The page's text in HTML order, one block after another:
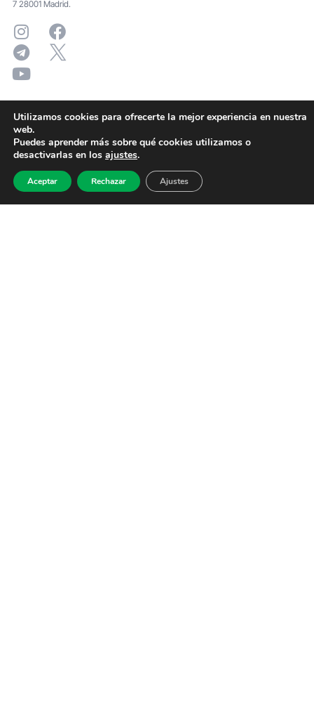
7 28001 Madrid.
Utilizamos cookies para ofrecerte la mejor experiencia en nuestra
web.
Puedes aprender más sobre qué cookies utilizamos o
desactivarlas en los ajustes.
Aceptar Rechazar Ajustes